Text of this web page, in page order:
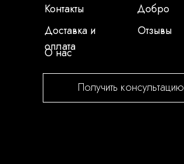
Контакты
Доставка и
оплата
О нас
Добро
Отзывы
Получить консультацию